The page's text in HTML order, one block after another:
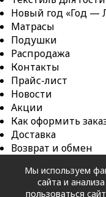
Новый год «Год —
Матрасы
Подушки
Распродажа
Контакты
Прайс-лист
Новости
Акции
Как оформить
Доставка
Возврат и обмен
Карта сайта
Copyright © 2026.
Мы используем
сайта и
пользоваться